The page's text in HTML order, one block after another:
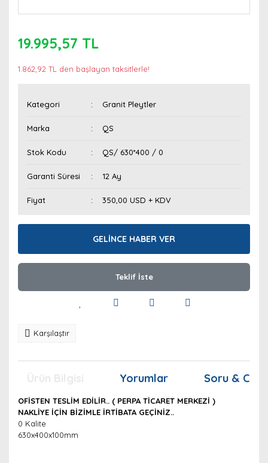
19.995,57 TL
1.862,92 TL den başlayan taksitlerle!
Kategori Granit Pleytler
Marka QS
Stok Kodu QS/ 630*400 / 0
Garanti Süresi 12 Ay
Fiyat 350,00 USD + KDV
GELİNCE HABER VER
Teklif İste
Karşılaştır
Yorumlar Soru &
OFİSTEN TESLİM EDİLİR.. ( PERPA TİCARET MERKEZİ )
NAKLİYE İÇİN BİZİMLE İRTİBATA GEÇİNİZ..
0 Kalite
630x400x100mm